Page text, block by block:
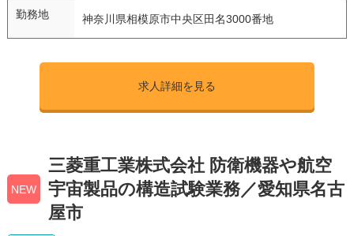
勤務地 神奈川県相模原市中央区田名3000番地
求人詳細を見る
NEW
三菱重工業株式会社 防衛機器や航空
宇宙製品の構造試験業務／愛知県名古
屋市